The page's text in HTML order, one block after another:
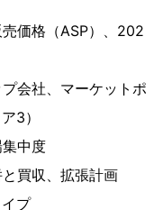
価格（ASP）、202
会社、マーケットポ
3）
中度
買収、拡張計画
プ